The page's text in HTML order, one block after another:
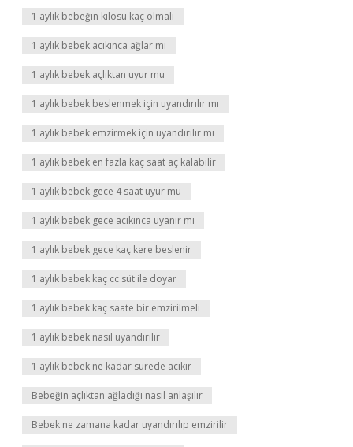
1 aylık bebeğin kilosu kaç olmalı
1 aylık bebek acıkınca ağlar mı
1 aylık bebek açlıktan uyur mu
1 aylık bebek beslenmek için uyandırılır mı
1 aylık bebek emzirmek için uyandırılır mı
1 aylık bebek en fazla kaç saat aç kalabilir
1 aylık bebek gece 4 saat uyur mu
1 aylık bebek gece acıkınca uyanır mı
1 aylık bebek gece kaç kere beslenir
1 aylık bebek kaç cc süt ile doyar
1 aylık bebek kaç saate bir emzirilmeli
1 aylık bebek nasıl uyandırılır
1 aylık bebek ne kadar sürede acıkır
Bebeğin açlıktan ağladığı nasıl anlaşılır
Bebek ne zamana kadar uyandırılıp emzirilir